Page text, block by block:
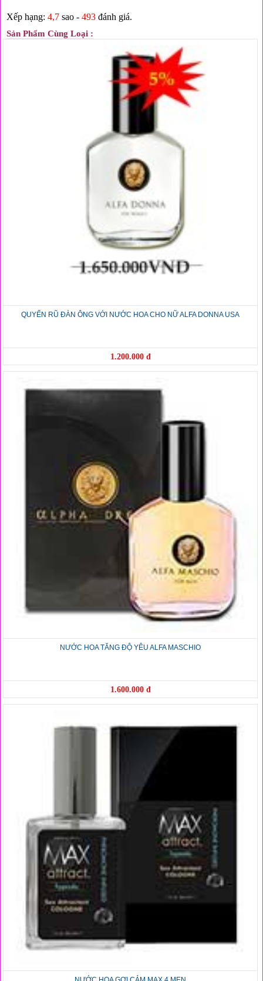
Xếp hạng: 4,7 sao - 493 đánh giá.
Sản Phẩm Cùng Loại :
QUYẾN RŨ ĐÀN ÔNG VỚI NƯỚC HOA CHO NỮ ALFA DONNA USA
1.200.000 đ
NƯỚC HOA TĂNG ĐỘ YÊU ALFA MASCHIO
1.600.000 đ